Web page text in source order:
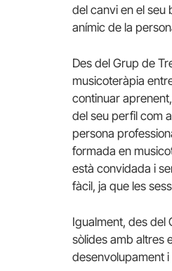
del canvi en el seu
anímic de la
Des del Grup de
musicoteràpia
continuar
del seu perfil com
persona
formada en
està convidada i
fàcil, ja que les
Igualment, des del
sòlides amb altres
desenvolupament